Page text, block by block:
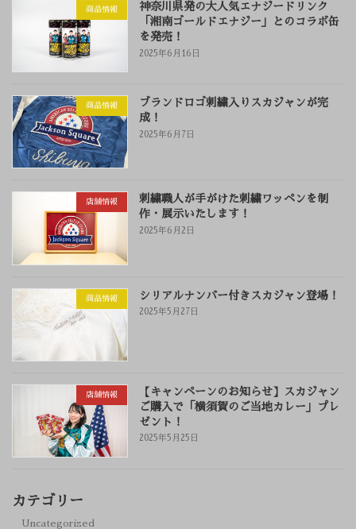
商品情報
神奈川県発の大人気エナジードリンク
「湘南ゴールドエナジー」とのコラボ缶
を発売！
2025年6月16日
商品情報
ブランドロゴ刺繍入りスカジャンが完
成！
2025年6月7日
店舗情報
刺繍職人が手がけた刺繍ワッペンを制
作・展示いたします！
2025年6月2日
商品情報 シリアルナンバー付きスカジャン登場！
2025年5月27日
店舗情報
【キャンペーンのお知らせ】スカジャン
ご購入で「横須賀のご当地カレー」プレ
ゼント！
2025年5月25日
カテゴリー
Uncategorized